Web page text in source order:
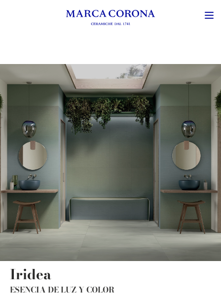
Iridea
ESENCIA DE LUZ Y COLOR